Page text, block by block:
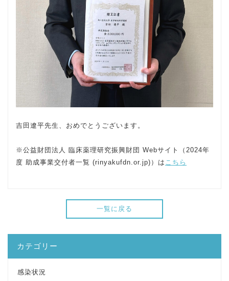
吉田遼平先生、おめでとうございます。
※公益財団法人 臨床薬理研究振興財団 Webサイト（2024年
度 助成事業交付者一覧 (rinyakufdn.or.jp)）は こちら
一覧に戻る
カテゴリー
感染状況